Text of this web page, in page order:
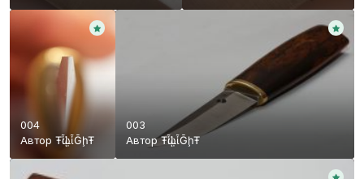
004
Автор ŦᾡἷḶἷḠḩŦ
003
АвторŦᾡἷḶἷḠḩŦ